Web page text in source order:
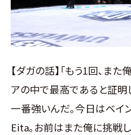
【ダガの話】｢もう1回､ま
アの中で最高であると証明
一番強いんだ｡今日はベイ
Eita｡お前はまた俺に挑戦